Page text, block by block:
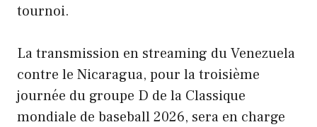
tournoi.
La transmission en streaming du Venezuela
contre le Nicaragua, pour la troisième
journée du groupe D de la Classique
mondiale de baseball 2026, sera en charge